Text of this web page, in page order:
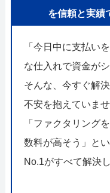
を信頼と実績
「今日中に支払い
な仕入れで資金が
そんな、今すぐ解
不安を抱えていま
「ファクタリング
数料が高そう」と
No.1がすべて解決し